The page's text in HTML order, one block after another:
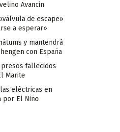
Avancin
de escape»
a esperar»
y mantendrá
con España
presos fallecidos
Marite
eléctricas en
por El Niño